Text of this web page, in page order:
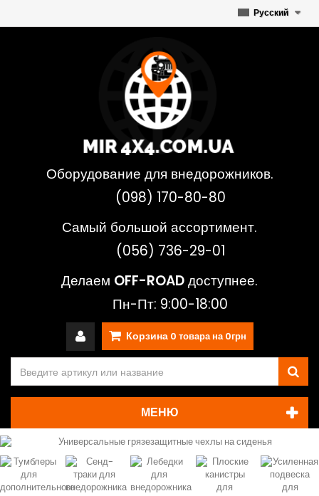
Русский
Оборудование для внедорожников.
(098) 170-80-80
Самый большой ассортимент.
(056) 736-29-01
Делаем OFF-ROADдоступнее.
Пн-Пт: 9:00-18:00
Корзина 0 товара на 0грн
МЕНЮ